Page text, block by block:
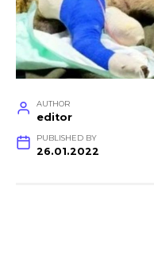
AUTHOR
editor
PUBLISHED BY
26.01.2022